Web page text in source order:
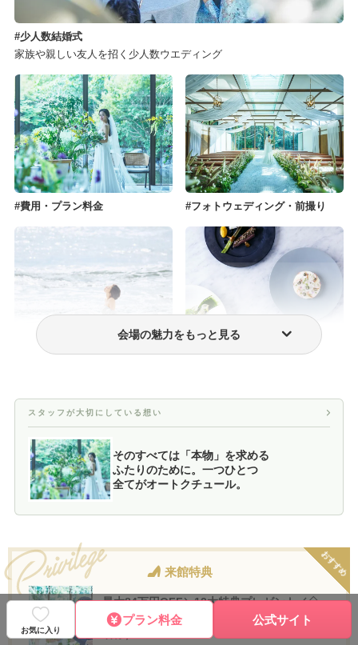
少人数結婚式
家族や親しい友人を招く少人数ウエディング
費用・プラン料金 フォトウェディング・前撮り
会場の魅力をもっと見る
スタッフが大切にしている想い
そのすべては「本物」を求める
ふたりのために。一つひとつ
全てがオートクチュール。
おすすめ
来館特典
最大84万円OFF＼12大特典プレゼント／◇
お料理・衣裳など含む◇プランのご紹介（50
お気に入り
プラン料金 公式サイト